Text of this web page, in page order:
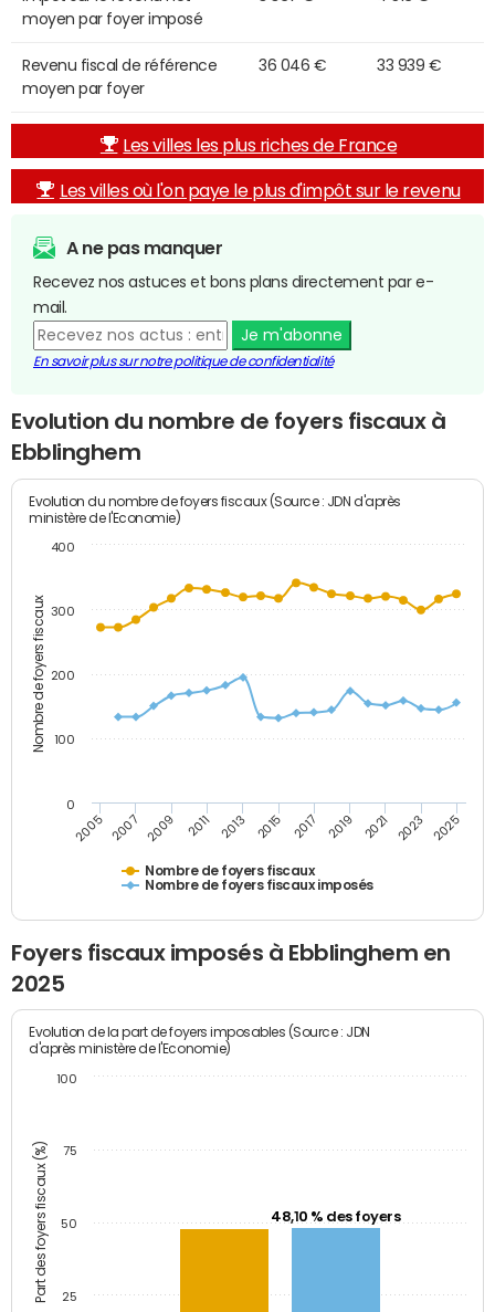
moyen par foyer imposé
Revenu fiscal de référence
moyen par foyer
36 046 € 33 939 €
Les villes les plus riches de France
Les villes où l'on paye le plus d'impôt sur le revenu
A ne pas manquer
Recevez nos astuces et bons plans directement par e-
mail.
Je m'abonne
En savoir plus sur notre politique de confidentialité
Evolution du nombre de foyers fiscaux à
Ebblinghem
Nombre de foyers fiscaux
Evolution du nombre de foyers fiscaux (Source : JDN d'après
ministère de l'Economie)
Nombre de foyers fiscaux
Nombre de foyers fiscaux imposés
2005 2007 2009 2011 2013 2015 2017 2019 2021 2023 2025
0
100
200
300
400
Foyers fiscaux imposés à Ebblinghem en
2025
Part des foyers fiscaux (%)
Evolution de la part de foyers imposables (Source : JDN
d'après ministère de l'Economie)
48,10 % des foyers
25
50
75
100